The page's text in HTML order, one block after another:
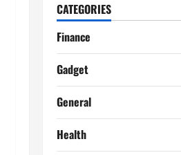
CATEGORIES
Finance
Gadget
General
Health